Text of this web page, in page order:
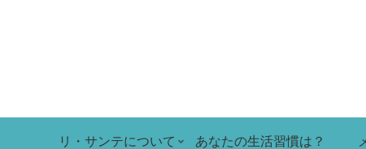
リ・サンテについて あなたの生活習慣は？